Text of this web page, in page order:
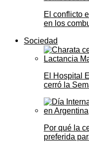
El conflicto
en los
Sociedad
El Hospital
cerró la
Por qué la
preferida